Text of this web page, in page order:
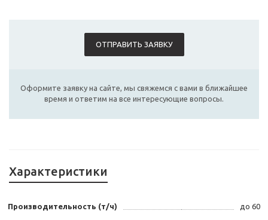
ОТПРАВИТЬ ЗАЯВКУ
Оформите заявку на сайте, мы свяжемся с вами в ближайшее
время и ответим на все интересующие вопросы.
Характеристики
Производительность (т/ч) до 60